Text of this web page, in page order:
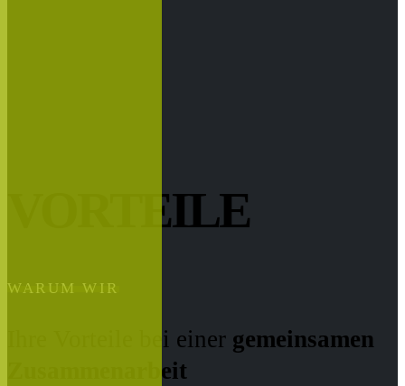
VORTEILE
WARUM WIR
Ihre Vorteile bei einer gemeinsamen
Zusammenarbeit